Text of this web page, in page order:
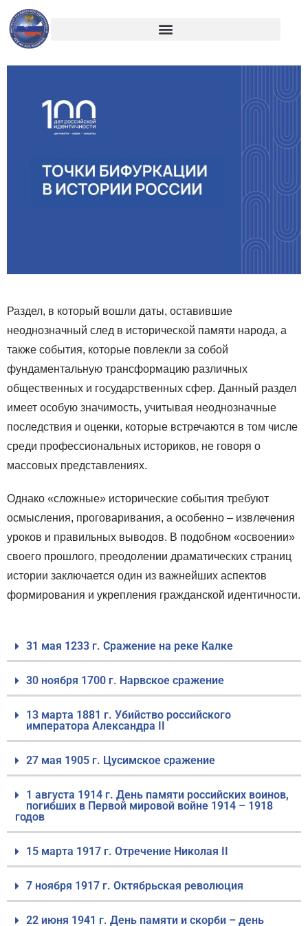
Раздел, в который вошли даты, оставившие
неоднозначный след в исторической памяти народа, а
также события, которые повлекли за собой
фундаментальную трансформацию различных
общественных и государственных сфер. Данный раздел
имеет особую значимость, учитывая неоднозначные
последствия и оценки, которые встречаются в том числе
среди профессиональных историков, не говоря о
массовых представлениях.
Однако «сложные» исторические события требуют
осмысления, проговаривания, а особенно – извлечения
уроков и правильных выводов. В подобном «освоении»
своего прошлого, преодолении драматических страниц
истории заключается один из важнейших аспектов
формирования и укрепления гражданской идентичности.
31 мая 1233 г. Сражение на реке Калке
30 ноября 1700 г. Нарвское сражение
13 марта 1881 г. Убийство российского
императора Александра II
27 мая 1905 г. Цусимское сражение
1 августа 1914 г. День памяти российских воинов,
погибших в Первой мировой войне 1914 – 1918
годов
15 марта 1917 г. Отречение Николая II
7 ноября 1917 г. Октябрьская революция
22 июня 1941 г. День памяти и скорби – день